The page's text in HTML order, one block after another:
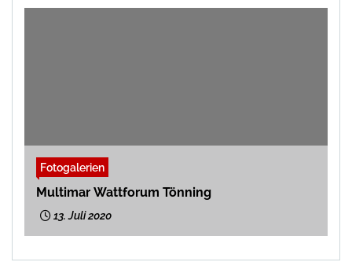
Fotogalerien
Multimar Wattforum Tönning
13. Juli 2020